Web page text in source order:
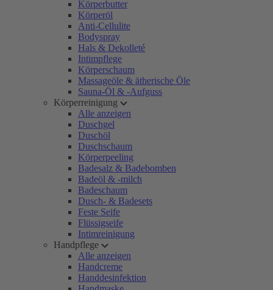
Körperbutter
Körperöl
Anti-Cellulite
Bodyspray
Hals & Dekolleté
Intimpflege
Körperschaum
Massageöle & ätherische Öle
Sauna-Öl & -Aufguss
Körperreinigung
Alle anzeigen
Duschgel
Duschöl
Duschschaum
Körperpeeling
Badesalz & Badebomben
Badeöl & -milch
Badeschaum
Dusch- & Badesets
Feste Seife
Flüssigseife
Intimreinigung
Handpflege
Alle anzeigen
Handcreme
Handdesinfektion